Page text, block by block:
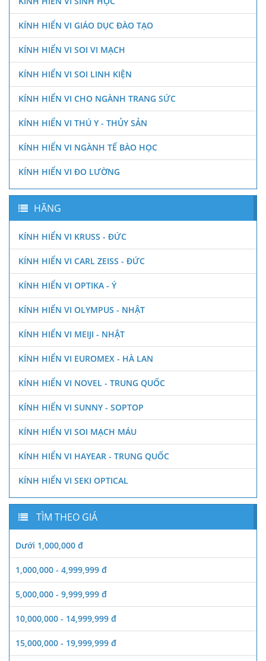
KÍNH HIỂN VI GIÁO DỤC ĐÀO TẠO
KÍNH HIỂN VI SOI VI MẠCH
KÍNH HIỂN VI SOI LINH KIỆN
KÍNH HIỂN VI CHO NGÀNH TRANG SỨC
KÍNH HIỂN VI THÚ Y - THỦY SẢN
KÍNH HIỂN VI NGÀNH TẾ BÀO HỌC
KÍNH HIỂN VI ĐO LƯỜNG
HÃNG
KÍNH HIỂN VI KRUSS - ĐỨC
KÍNH HIỂN VI CARL ZEISS - ĐỨC
KÍNH HIỂN VI OPTIKA - Ý
KÍNH HIỂN VI OLYMPUS - NHẬT
KÍNH HIỂN VI MEIJI - NHẬT
KÍNH HIỂN VI EUROMEX - HÀ LAN
KÍNH HIỂN VI NOVEL - TRUNG QUỐC
KÍNH HIỂN VI SUNNY - SOPTOP
KÍNH HIỂN VI SOI MẠCH MÁU
KÍNH HIỂN VI HAYEAR - TRUNG QUỐC
KÍNH HIỂN VI SEKI OPTICAL
TÌM THEO GIÁ
Dưới 1,000,000 đ
1,000,000 - 4,999,999 đ
5,000,000 - 9,999,999 đ
10,000,000 - 14,999,999 đ
15,000,000 - 19,999,999 đ